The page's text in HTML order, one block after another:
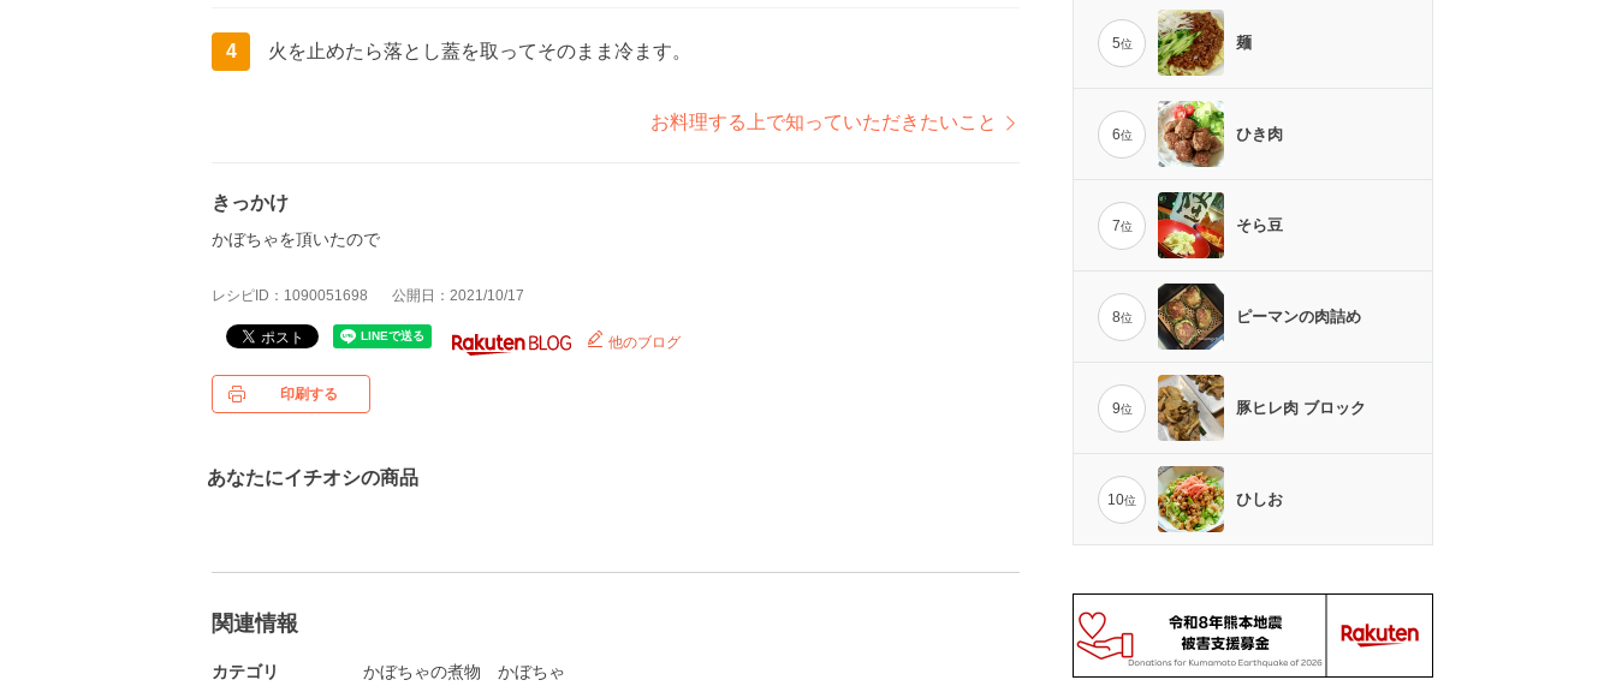
4 火を止めたら落とし蓋を取ってそのまま冷ます。
お料理する上で知っていただきたいこと
きっかけ
かぼちゃを頂いたので
レシピID：1090051698 公開日：2021/10/17
他のブログ
印刷する
あなたにイチオシの商品
関連情報
カテゴリ かぼちゃの煮物 かぼちゃ
5位 麺
6位 ひき肉
7位 そら豆
8位 ピーマンの肉詰め
9位 豚ヒレ肉 ブロック
10位 ひしお